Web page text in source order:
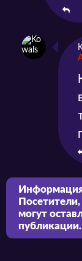
могут
публикации.